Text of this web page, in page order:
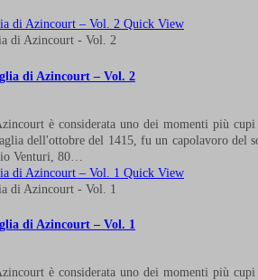
Quick View
di Azincourt – Vol. 2
è considerata uno dei momenti più
dell'ottobre del 1415, fu un capolavoro del
Venturi, 80…
Quick View
di Azincourt – Vol. 1
è considerata uno dei momenti più